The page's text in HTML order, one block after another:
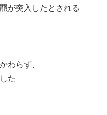
が突入したとされる
わらず、
た